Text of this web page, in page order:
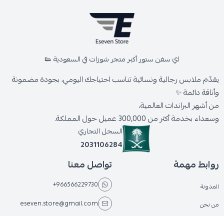
اي سفن ستور أكبر متجر شوزات في السعودية 👟
يقدّم ملابس رجالية ونسائية تناسب احتياجك اليومي، بجودة مضمونة
وأناقة دائمة ✨
من أشهر البراندات العالمية،
وسعداء بخدمة أكثر من 300,000 عميل حول المملكة.
السجل التجاري
2031106284
روابط مهمة
المدونة
من نحن
تواصل معنا
+966566229730
eseven.store@gmail.com